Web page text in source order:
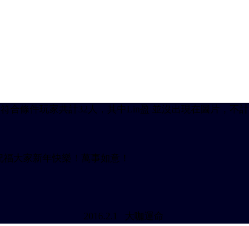
合條件玩家共計32人，其中Lin盈 並沒出現在圖片，不計
大家新年快樂！萬事如意！
咖運命